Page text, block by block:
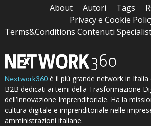
About Autori Tags
Privacy e Cookie
Terms&Conditions Contenuti
Nextwork360 è il più grande network in
B2B dedicati ai temi della Trasformazione
dell’Innovazione Imprenditoriale. Ha la
cultura digitale e imprenditoriale nelle
amministrazioni italiane.